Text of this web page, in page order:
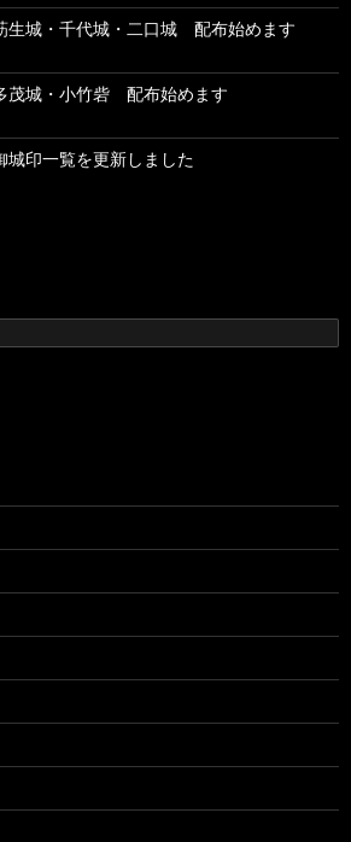
城・千代城・二口城 配布始めます
城・小竹砦 配布始めます
城印一覧を更新しました